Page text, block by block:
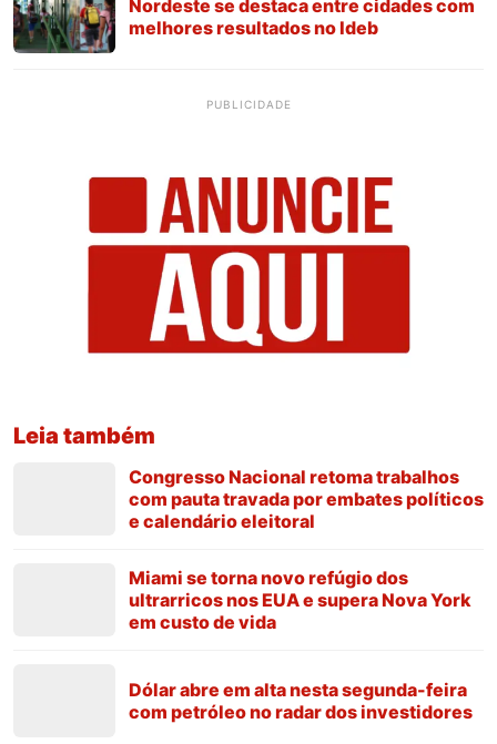
Nordeste se destaca entre cidades com
melhores resultados no Ideb
PUBLICIDADE
Leia também
Congresso Nacional retoma trabalhos
com pauta travada por embates políticos
e calendário eleitoral
Miami se torna novo refúgio dos
ultrarricos nos EUA e supera Nova York
em custo de vida
Dólar abre em alta nesta segunda-feira
com petróleo no radar dos investidores